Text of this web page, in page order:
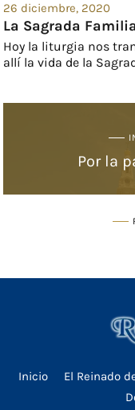
26 diciembre, 2020
La Sagrada Familia
Hoy la liturgia nos
allí la vida de la
Por la
Inicio El Reinado